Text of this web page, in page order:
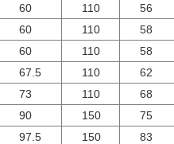
60 110 56
60 110 58
60 110 58
67.5 110 62
73 110 68
90 150 75
97.5 150 83